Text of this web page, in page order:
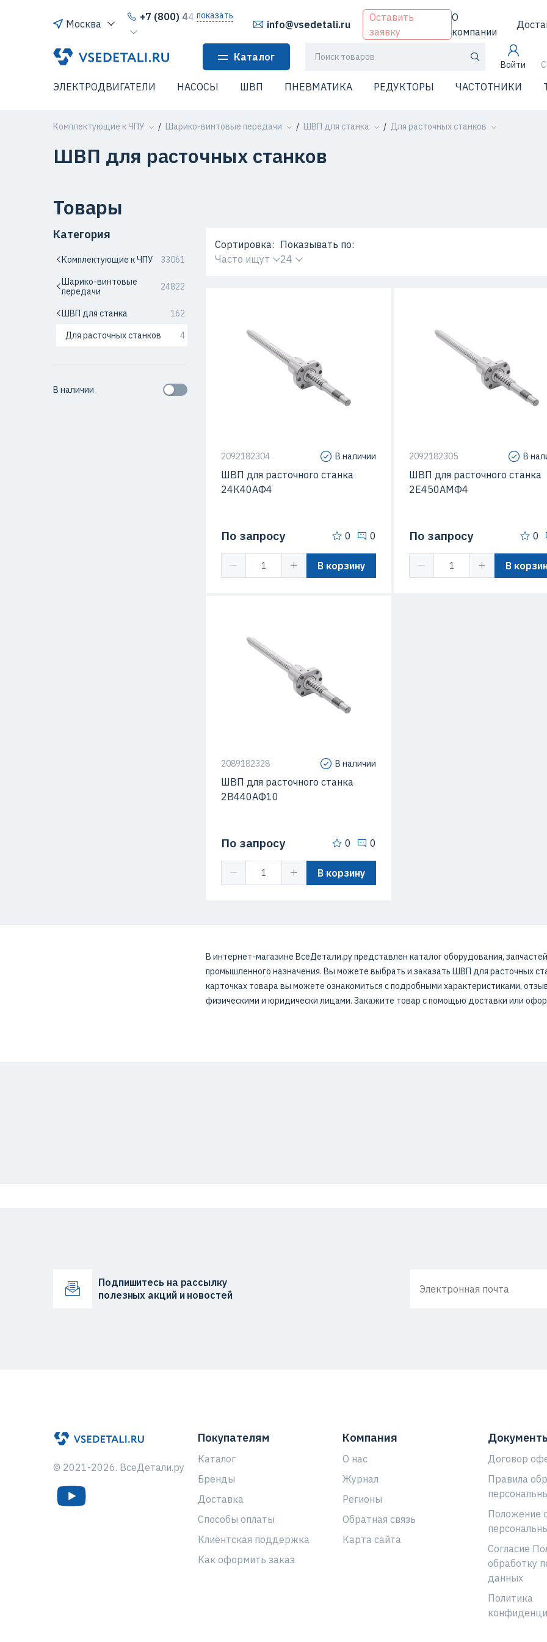
Москва
+7 (800) 444-64-80
показать
info@vsedetali.ru
Оставить
заявку
О
компании
Каталог
Войти
ЭЛЕКТРОДВИГАТЕЛИ НАСОСЫ ШВП ПНЕВМАТИКА РЕДУКТОРЫ ЧАСТОТНИКИ
Комплектующие к ЧПУ Шарико-винтовые передачи ШВП для станка Для расточных станков
ШВП для расточных станков
Товары
Категория
Комплектующие к ЧПУ
33061
Шарико-винтовые
передачи
24822
ШВП для станка
162
Для расточных станков
4
В наличии
Сортировка:
Часто ищут
Показывать по:
24
2092182304 В наличии
ШВП для расточного станка
24К40АФ4
По запросу 0 0
В корзину
2092182305 В
ШВП для расточного станка
2Е450АМФ4
По запросу 0
В
2089182328 В наличии
ШВП для расточного станка
2В440АФ10
По запросу 0 0
В корзину
В интернет-магазине ВсеДетали.ру представлен каталог оборудования,
промышленного назначения. Вы можете выбрать и заказать ШВП для расточных
карточках товара вы можете ознакомиться с подробными характеристиками,
физическими и юридически лицами. Закажите товар с помощью доставки или
Подпишитесь на рассылку
полезных акций и новостей
© 2021-2026. ВсеДетали.ру
Покупателям
Каталог
Бренды
Доставка
Способы оплаты
Клиентская поддержка
Как оформить заказ
Компания
О нас
Журнал
Регионы
Обратная связь
Карта сайта
Договор
Правила
Положение
Согласие
обработку
данных
Политика